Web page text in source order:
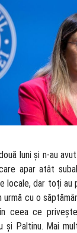
luni și n-au
apar atât
locale, dar toți au
cu o
ceea ce
și Paltinu. Mai